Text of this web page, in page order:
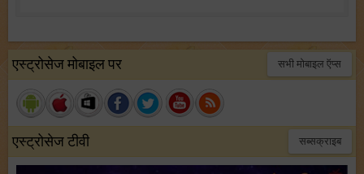
एस्ट्रोसेज मोबाइल पर सभी मोबाइल ऍप्स
एस्ट्रोसेज टीवी सब्सक्राइब